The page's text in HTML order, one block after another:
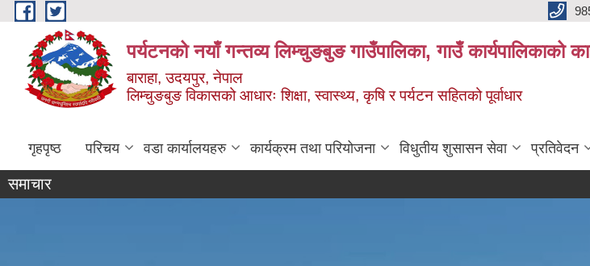
Skip to main content
पर्यटनको नयाँ गन्तव्य लिम्चुङबुङ गाउँपालिका, गाउँ कार्यपालिकाको
बाराहा, उदयपुर, नेपाल
लिम्चुङबुङ विकासको आधारः शिक्षा, स्वास्थ्य, कृषि र पर्यटन सहितको पूर्वाधार
गृहपृष्ठ परिचय वडा कार्यालयहरु कार्यक्रम तथा परियोजना विधुतीय शुसासन सेवा प्रतिवेदन
समाचार